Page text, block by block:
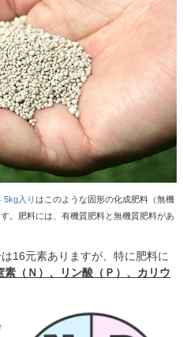
5kg入りはこのような固形の化成肥料（無機
。肥料には、有機質肥料と無機質肥料があ
16元素ありますが、特に肥料に
素（Ｎ）、リン酸（Ｐ）、カリウ